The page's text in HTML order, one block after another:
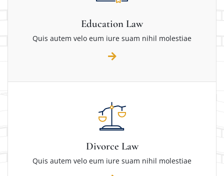
Education Law
Quis autem velo eum iure suam nihil molestiae
Divorce Law
Quis autem velo eum iure suam nihil molestiae